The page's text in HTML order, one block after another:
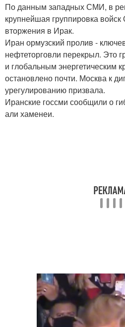
По данным западных СМИ, в
крупнейшая группировка
вторжения в Ирак.
Иран ормузский пролив -
нефтеторговли перекрыл. Это
и глобальным энергетическим
остановлено почти. Москва к
урегулированию призвала.
Иранские госсми сообщили о
али хаменеи.